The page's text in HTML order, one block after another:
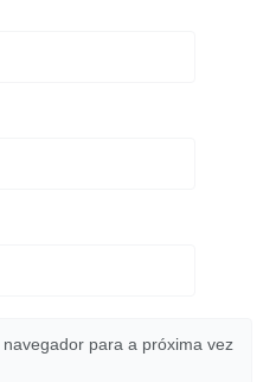
para a próxima vez